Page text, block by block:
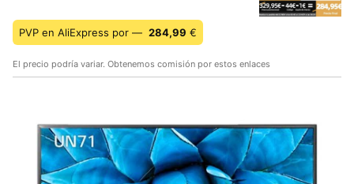
PVP en AliExpress por — 284,99 €
El precio podría variar. Obtenemos comisión por estos enlaces